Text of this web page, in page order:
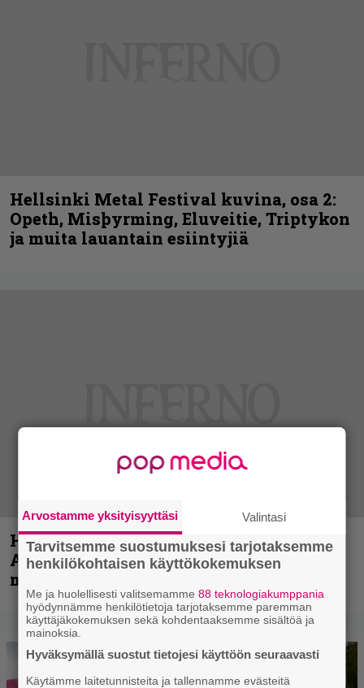
Hellsinki Metal Festival kuvina, osa 2:
Opeth, Misþyrming, Eluveitie, Triptykon
ja muita lauantain esiintyjiä
Hellsinki Metal Festival kuvina, osa 1 –
Accept, Carcass, Black Label Society ja
muita avauspäivän esiintyjiä
Arvostamme yksityisyyttäsi Valintasi
Tarvitsemme suostumuksesi tarjotaksemme
henkilökohtaisen käyttökokemuksen
Me ja huolellisesti valitsemamme88 teknologiakumppania
hyödynnämme henkilötietoja tarjotaksemme paremman
käyttäjäkokemuksen sekä kohdentaaksemme sisältöä ja
mainoksia.
Hyväksymällä suostut tietojesi käyttöön seuraavasti
Käytämme laitetunnisteita ja tallennamme evästeitä